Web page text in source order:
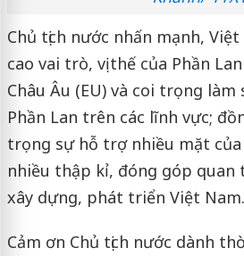
Chủ tịch nước nhấn mạnh,
cao vai trò, vị thế của Phần
Châu Âu (EU) và coi trọng
Phần Lan trên các lĩnh vực;
trọng sự hỗ trợ nhiều mặt
nhiều thập kỉ, đóng góp
xây dựng, phát triển Việt Nam.
Cảm ơn Chủ tịch nước dành